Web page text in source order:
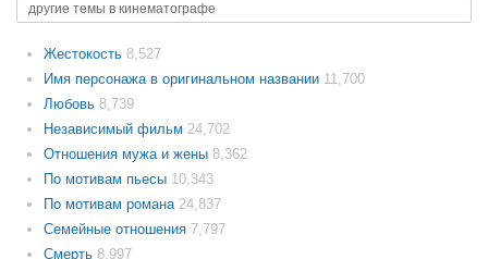
другие темы в кинематографе
Жестокость 8,527
Имя персонажа в оригинальном названии 11,700
Любовь 8,739
Независимый фильм 24,702
Отношения мужа и жены 8,362
По мотивам пьесы 10,343
По мотивам романа 24,837
Семейные отношения 7,797
Смерть 8,997